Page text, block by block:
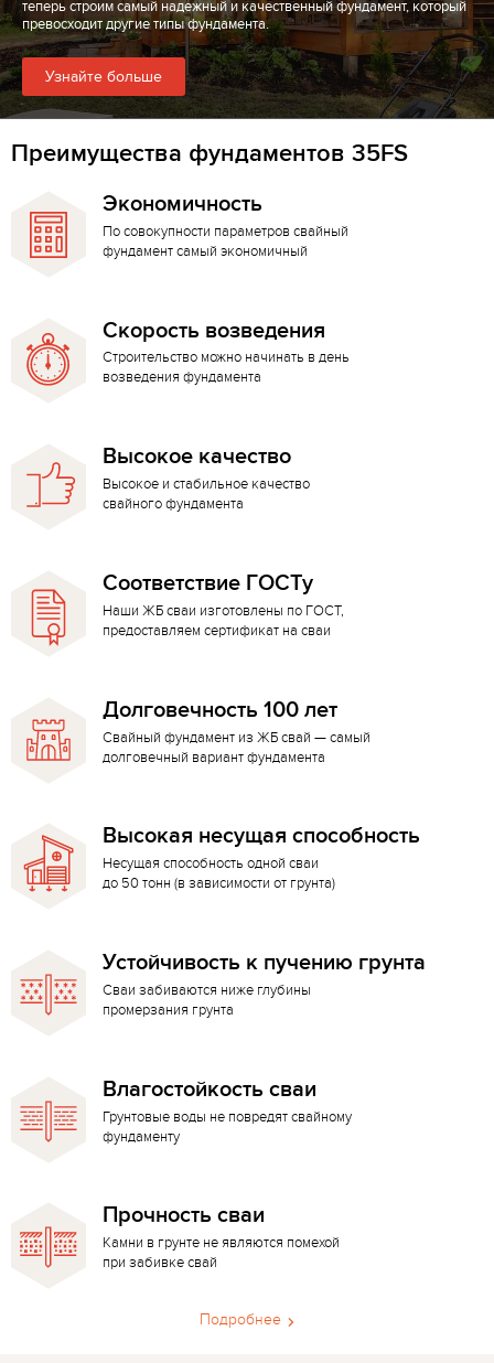
теперь строим самый надежный и качественный фундамент, который
превосходит другие типы фундамента.
Узнайте больше
Преимущества фундаментов 35FS
Экономичность
По совокупности параметров свайный
фундамент самый экономичный
Скорость возведения
Строительство можно начинать в день
возведения фундамента
Высокое качество
Высокое и стабильное качество
свайного фундамента
Соответствие ГОСТу
Наши ЖБ сваи изготовлены по ГОСТ,
предоставляем сертификат на сваи
Долговечность 100 лет
Свайный фундамент из ЖБ свай — самый
долговечный вариант фундамента
Высокая несущая способность
Несущая способность одной сваи
до 50 тонн (в зависимости от грунта)
Устойчивость к пучению грунта
Сваи забиваются ниже глубины
промерзания грунта
Влагостойкость сваи
Грунтовые воды не повредят свайному
фундаменту
Прочность сваи
Камни в грунте не являются помехой
при забивке свай
Подробнее